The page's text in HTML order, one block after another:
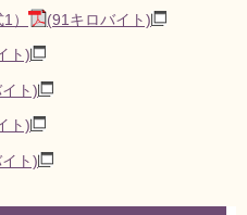
） (91キロバイト)
ト)
ト)
ト)
ト)